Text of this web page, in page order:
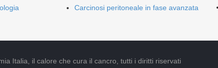
Carcinosi peritoneale in fase avanzata
Italia, il calore che cura il cancro, tutti i diritti riservati